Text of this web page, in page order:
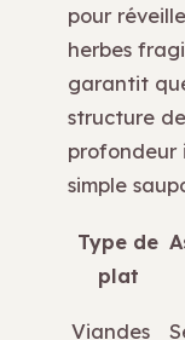
pour
herbes
garantit
structure
profondeur
simple
Type de
plat
Viandes